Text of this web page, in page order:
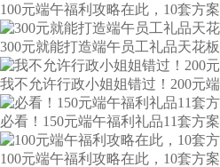
100元端午福利攻略在此，10套方
300元就能打造端午员工礼品天花
我不允许行政小姐姐错过！200元
必看！150元端午福利礼品11套方
100元端午福利攻略在此，10套方